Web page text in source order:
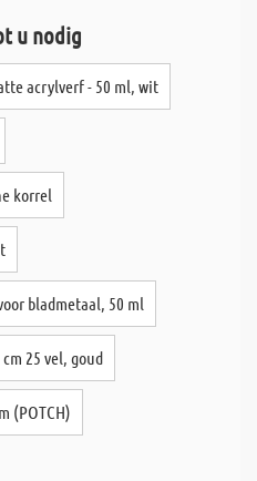
u nodig
acrylverf - 50 ml, wit
korrel
bladmetaal, 50 ml
25 vel, goud
(POTCH)